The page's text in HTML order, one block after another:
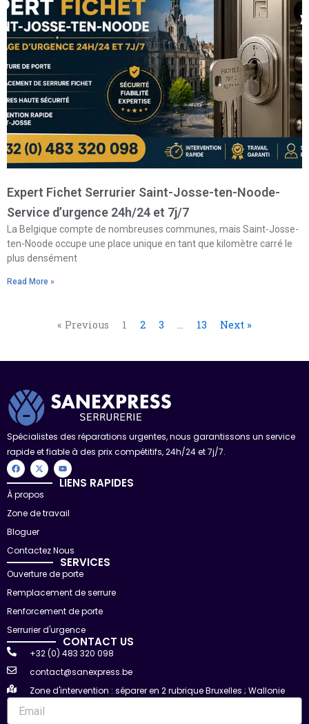
Expert Fichet Serrurier Saint-Josse-ten-Noode-
Service d’urgence 24h/24 et 7j/7
La Belgique compte de nombreuses communes, mais Saint-Josse-
ten-Noode occupe une place unique en tant que kilomètre carré le
plus densément
Read More »
« Previous 1 2 3 … 13 Next »
Spécialistes des réparations urgentes, nous garantissons un service
rapide et fiable à des prix compétitifs, 24h/24 et 7j/7.
F
a
c
b
o
X
-
t
i
t
r
Y
o
u
t
e
LIENS RAPIDES
À propos
Zone de travail
Bloguer
Contactez Nous
SERVICES
Ouverture de porte
Remplacement de serrure
Renforcement de porte
Serrurier d'urgence
CONTACT US
+32 (0) 483 320 098
contact@sanexpress.be
Zone d'intervention : séparer en 2 rubrique Bruxelles ; Wallonie